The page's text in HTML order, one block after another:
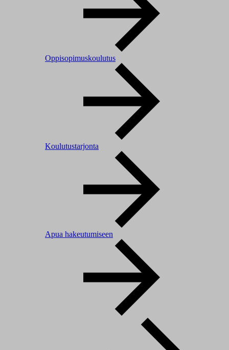
Oppisopimuskoulutus
Koulutustarjonta
Apua hakeutumiseen